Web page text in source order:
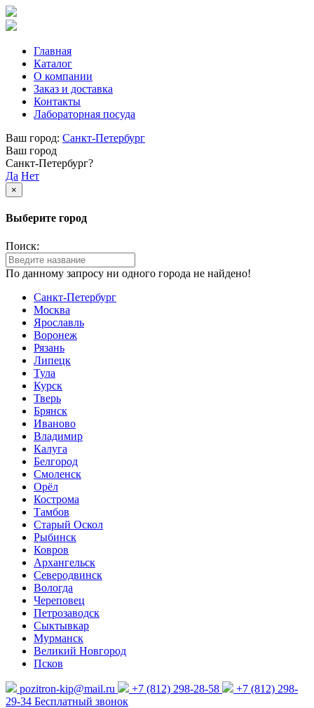
Главная
Каталог
О компании
Заказ и доставка
Контакты
Лабораторная посуда
Ваш город: Санкт-Петербург
Ваш город
Санкт-Петербург?
Да Нет
×
Выберите город
Поиск:
По данному запросу ни одного города не найдено!
Санкт-Петербург
Москва
Ярославль
Воронеж
Рязань
Липецк
Тула
Курск
Тверь
Брянск
Иваново
Владимир
Калуга
Белгород
Смоленск
Орёл
Кострома
Тамбов
Старый Оскол
Рыбинск
Ковров
Архангельск
Северодвинск
Вологда
Череповец
Петрозаводск
Сыктывкар
Мурманск
Великий Новгород
Псков
pozitron-kip@mail.ru +7 (812) 298-28-58
+7 (812) 298-
29-34 Бесплатный звонок